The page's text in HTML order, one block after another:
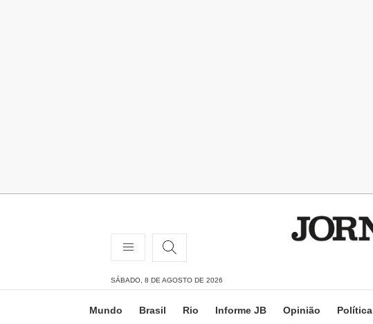
SÁBADO, 8 DE AGOSTO DE 2026
Mundo Brasil Rio Informe JB Opinião Política